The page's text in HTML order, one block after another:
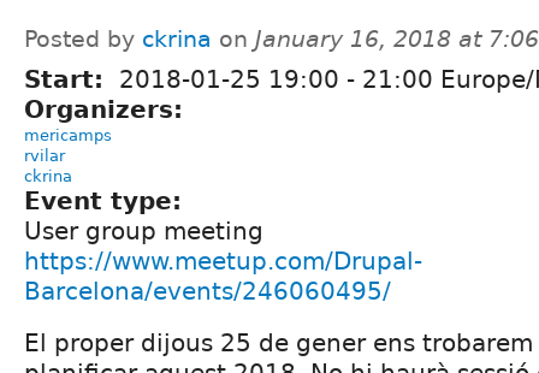
Posted by ckrina on January 16, 2018 at
Start: 2018-01-25 19:00 - 21:00
Organizers:
mericamps
rvilar
ckrina
Event type:
User group meeting
https://www.meetup.com/Drupal-
Barcelona/events/246060495/
El proper dijous 25 de gener ens